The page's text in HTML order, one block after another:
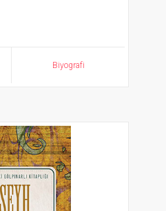
Biyografi